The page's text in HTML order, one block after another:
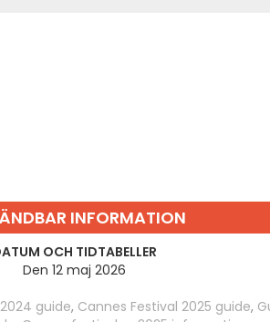
INFORMATION
OCH TIDTABELLER
Den 12 maj 2026
guide, Cannes Festival 2025 guide,